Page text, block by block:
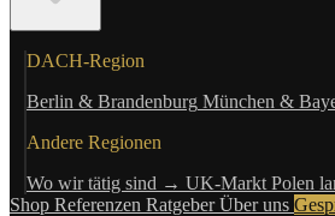
DACH-Region
Berlin & Brandenburg München &
Andere Regionen
Wo wir tätig sind → UK-Markt Polen
Shop Referenzen RatgeberÜber uns